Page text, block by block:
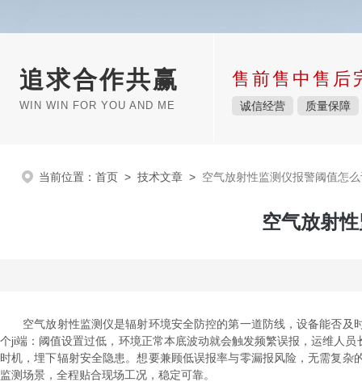
追求合作共赢
WIN WIN FOR YOU AND ME
售前售中售后
诚信经营 质量保障
当前位置： 首页 > 技术文章 > 空气放射性监测仪报警阈值怎
空气放射
空气放射性监测仪是辐射环境安全防控的第一道防线，设备能否及
个ji端：阈值设置过低，环境正常本底波动就会触发频繁误报，运维人
时机，埋下辐射安全隐患。想要兼顾低误报率与零漏报风险，无需复
监测场景，全程贴合现场工况，稳定可靠。